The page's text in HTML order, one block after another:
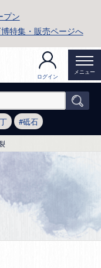
プン
特集・販売ページへ
ログイン
メニュー
砥石